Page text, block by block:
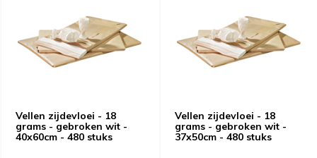
Vellen zijdevloei - 18
grams - gebroken wit -
40x60cm - 480 stuks
Vellen zijdevloei - 18
grams - gebroken wit -
37x50cm - 480 stuks